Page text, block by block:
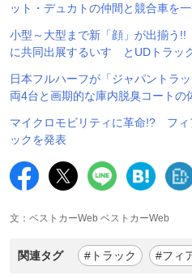
ット・デュカトの仲間と競合車を
小型～大型まで新「顔」が出揃う
に共同出展するいすゞとUDトラッ
日本フルハーフが「ジャパントラ
両4台と画期的な庫内脱臭コートの
マイクロモビリティに革命!? フィ
ックを発表
文：ベストカーWeb ベストカーWeb
関連タグ #トラック #フィ